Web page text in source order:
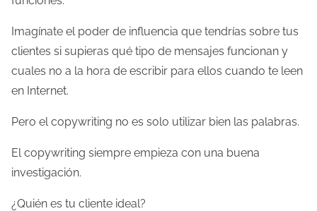
Imagínate el poder de influencia que tendrías sobre tus
clientes si supieras qué tipo de mensajes funcionan y
cuales no a la hora de escribir para ellos cuando te leen
en Internet.
Pero el copywriting no es solo utilizar bien las palabras.
El copywriting siempre empieza con una buena
investigación.
¿Quién es tu cliente ideal?